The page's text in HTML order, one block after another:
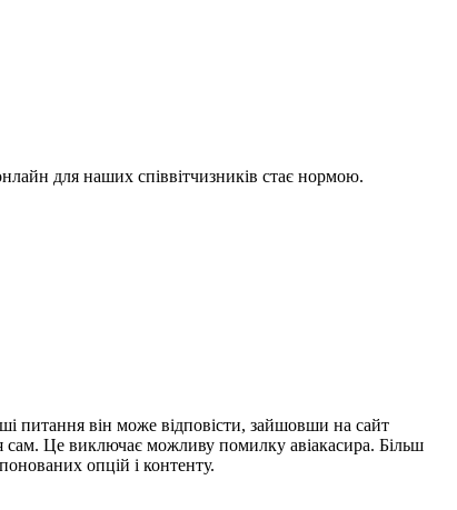
для наших співвітчизників стає нормою.
питання він може відповісти, зайшовши на сайт
сам. Це виключає можливу помилку авіакасира. Більш
опцій і контенту.